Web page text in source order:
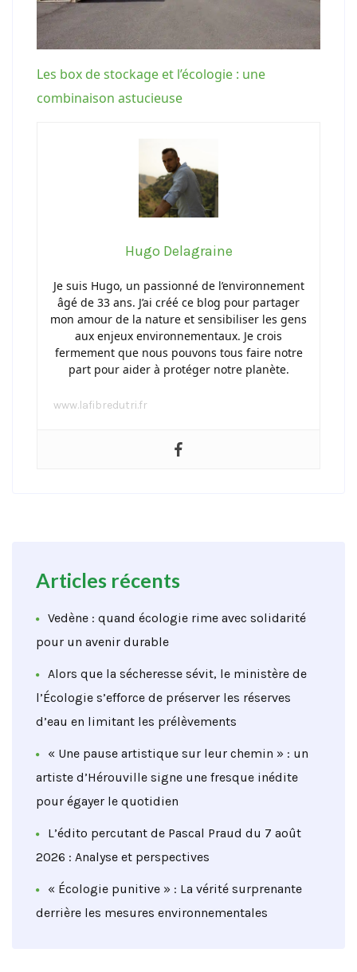
Les box de stockage et l’écologie : une
combinaison astucieuse
Hugo Delagraine
Je suis Hugo, un passionné de l’environnement
âgé de 33 ans. J’ai créé ce blog pour partager
mon amour de la nature et sensibiliser les gens
aux enjeux environnementaux. Je crois
fermement que nous pouvons tous faire notre
part pour aider à protéger notre planète.
www.lafibredutri.fr
Articles récents
Vedène : quand écologie rime avec solidarité
pour un avenir durable
Alors que la sécheresse sévit, le ministère de
l’Écologie s’efforce de préserver les réserves
d’eau en limitant les prélèvements
« Une pause artistique sur leur chemin » : un
artiste d’Hérouville signe une fresque inédite
pour égayer le quotidien
L’édito percutant de Pascal Praud du 7 août
2026 : Analyse et perspectives
« Écologie punitive » : La vérité surprenante
derrière les mesures environnementales